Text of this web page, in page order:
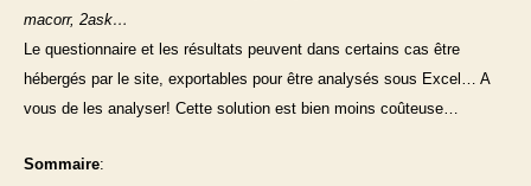
macorr, 2ask…
Le questionnaire et les résultats peuvent dans certains cas être
hébergés par le site, exportables pour être analysés sous Excel… A
vous de les analyser! Cette solution est bien moins coûteuse…
Sommaire: